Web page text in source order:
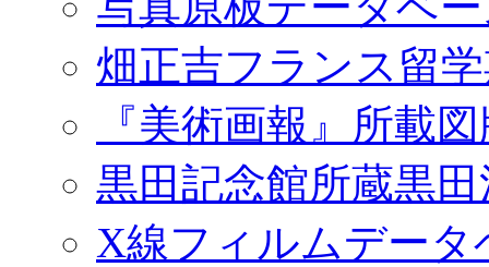
畑正吉フランス留
『美術画報』所載
黒田記念館所蔵黒
X線フィルムデータ